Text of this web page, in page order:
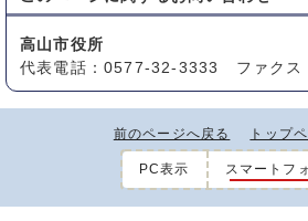
高山市役所
代表電話：0577-32-3333 ファクス
前のページへ戻る トップ
PC表示 スマートフ